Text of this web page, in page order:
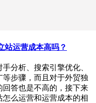
站运营成本高吗？
分析、搜索引擎优化、
步骤，而且对于外贸独
答也是不高的，接下来
么运营和运营成本的相